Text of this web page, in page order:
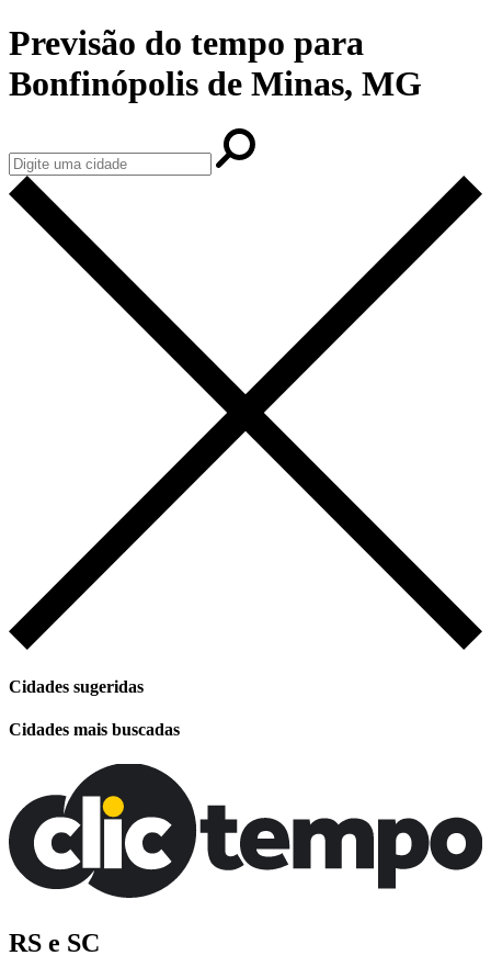
Previsão do tempo para
Bonfinópolis de Minas, MG
Cidades sugeridas
Cidades mais buscadas
RS e SC